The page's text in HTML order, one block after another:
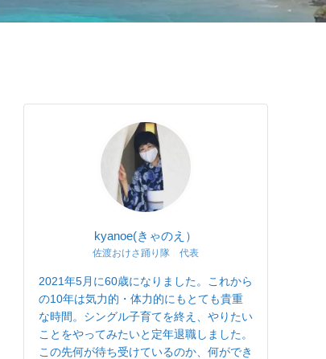
kyanoe(きゃのえ）
佐渡おけさ踊り隊 代表
2021年5月に60歳になりました。これから
の10年は気力的・体力的にもとても貴重
な時間。シングル子育てを終え、やりたい
ことをやってみたいと定年退職しました。
この先何が待ち受けているのか、何ができ